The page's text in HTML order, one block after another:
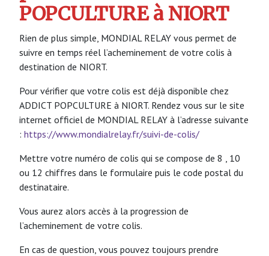
POPCULTURE à NIORT
Rien de plus simple, MONDIAL RELAY vous permet de
suivre en temps réel l’acheminement de votre colis à
destination de NIORT.
Pour vérifier que votre colis est déjà disponible chez
ADDICT POPCULTURE à NIORT. Rendez vous sur le site
internet officiel de MONDIAL RELAY à l’adresse suivante
: https://www.mondialrelay.fr/suivi-de-colis/
Mettre votre numéro de colis qui se compose de 8 , 10
ou 12 chiffres dans le formulaire puis le code postal du
destinataire.
Vous aurez alors accès à la progression de
l’acheminement de votre colis.
En cas de question, vous pouvez toujours prendre